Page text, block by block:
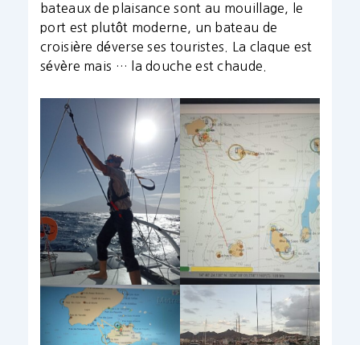
bateaux de plaisance sont au mouillage, le
port est plutôt moderne, un bateau de
croisière déverse ses touristes. La claque est
sévère mais … la douche est chaude.